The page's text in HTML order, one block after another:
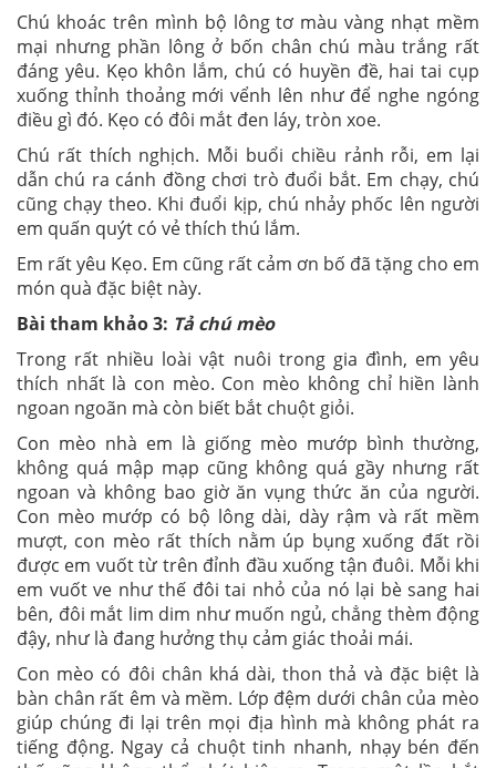
Chú khoác trên mình bộ lông tơ màu vàng nhạt mềm
mại nhưng phần lông ở bốn chân chú màu trắng rất
đáng yêu. Kẹo khôn lắm, chú có huyền đề, hai tai cụp
xuống thỉnh thoảng mới vểnh lên như để nghe ngóng
điều gì đó. Kẹo có đôi mắt đen láy, tròn xoe.
Chú rất thích nghịch. Mỗi buổi chiều rảnh rỗi, em lại
dẫn chú ra cánh đồng chơi trò đuổi bắt. Em chạy, chú
cũng chạy theo. Khi đuổi kịp, chú nhảy phốc lên người
em quấn quýt có vẻ thích thú lắm.
Em rất yêu Kẹo. Em cũng rất cảm ơn bố đã tặng cho em
món quà đặc biệt này.
Bài tham khảo 3: Tả chú mèo
Trong rất nhiều loài vật nuôi trong gia đình, em yêu
thích nhất là con mèo. Con mèo không chỉ hiền lành
ngoan ngoãn mà còn biết bắt chuột giỏi.
Con mèo nhà em là giống mèo mướp bình thường,
không quá mập mạp cũng không quá gầy nhưng rất
ngoan và không bao giờ ăn vụng thức ăn của người.
Con mèo mướp có bộ lông dài, dày rậm và rất mềm
mượt, con mèo rất thích nằm úp bụng xuống đất rồi
được em vuốt từ trên đỉnh đầu xuống tận đuôi. Mỗi khi
em vuốt ve như thế đôi tai nhỏ của nó lại bè sang hai
bên, đôi mắt lim dim như muốn ngủ, chẳng thèm động
đậy, như là đang hưởng thụ cảm giác thoải mái.
Con mèo có đôi chân khá dài, thon thả và đặc biệt là
bàn chân rất êm và mềm. Lớp đệm dưới chân của mèo
giúp chúng đi lại trên mọi địa hình mà không phát ra
tiếng động. Ngay cả chuột tinh nhanh, nhạy bén đến